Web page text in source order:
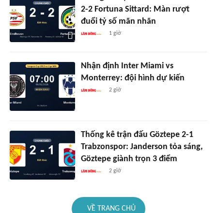
2-2 Fortuna Sittard: Màn rượt
đuổi tỷ số mãn nhãn
1 giờ
Nhận định Inter Miami vs
Monterrey: đội hình dự kiến
2 giờ
Thống kê trận đấu Göztepe 2-1
Trabzonspor: Janderson tỏa sáng,
Göztepe giành trọn 3 điểm
2 giờ
VỀ TRANG CHỦ